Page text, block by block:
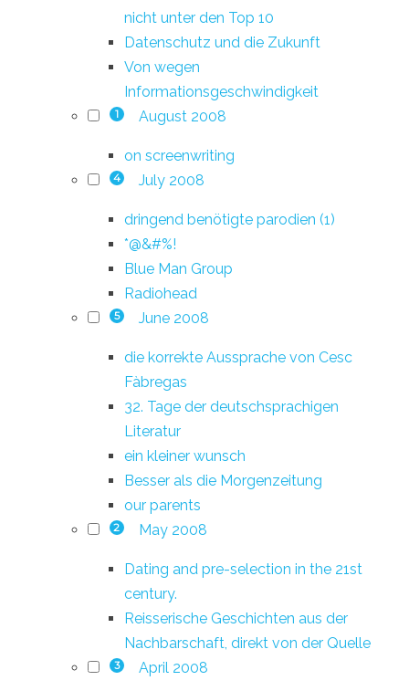
nicht unter den Top 10
Datenschutz und die Zukunft
Von wegen
Informationsgeschwindigkeit
1 August 2008
on screenwriting
4 July 2008
dringend benötigte parodien (1)
*@&#%!
Blue Man Group
Radiohead
5 June 2008
die korrekte Aussprache von Cesc
Fàbregas
32. Tage der deutschsprachigen
Literatur
ein kleiner wunsch
Besser als die Morgenzeitung
our parents
2 May 2008
Dating and pre-selection in the 21st
century.
Reisserische Geschichten aus der
Nachbarschaft, direkt von der Quelle
3 April 2008